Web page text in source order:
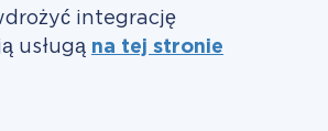
integrację
usługą na tej stronie